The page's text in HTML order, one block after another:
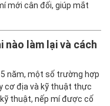
mới cân đối, giúp mắt
nào làm lại và cách
năm, một số trường hợp
cơ địa và kỹ thuật thực
thuật, nếp mí được cố